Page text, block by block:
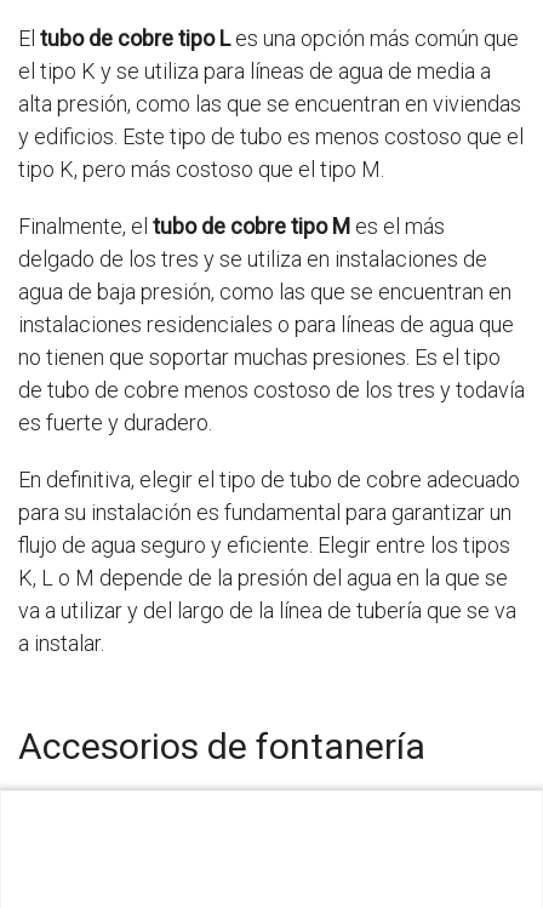
El tubo de cobre tipo Les una opción más común que
el tipo K y se utiliza para líneas de agua de media a
alta presión, como las que se encuentran en viviendas
y edificios. Este tipo de tubo es menos costoso que el
tipo K, pero más costoso que el tipo M.
Finalmente, el tubo de cobre tipo M es el más
delgado de los tres y se utiliza en instalaciones de
agua de baja presión, como las que se encuentran en
instalaciones residenciales o para líneas de agua que
no tienen que soportar muchas presiones. Es el tipo
de tubo de cobre menos costoso de los tres y todavía
es fuerte y duradero.
En definitiva, elegir el tipo de tubo de cobre adecuado
para su instalación es fundamental para garantizar un
flujo de agua seguro y eficiente. Elegir entre los tipos
K, L o M depende de la presión del agua en la que se
va a utilizar y del largo de la línea de tubería que se va
a instalar.
Accesorios de fontanería